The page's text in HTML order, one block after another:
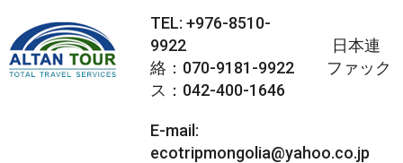
TEL: +976-8510-
9922 日本連
絡：070-9181-9922 ファック
ス：042-400-1646
E-mail:
ecotripmongolia@yahoo.co.jp